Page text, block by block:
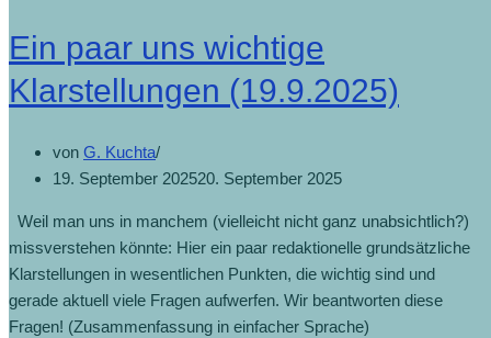
Ein paar uns wichtige
Klarstellungen (19.9.2025)
von G. Kuchta
19. September 202520. September 2025
Weil man uns in manchem (vielleicht nicht ganz unabsichtlich?)
missverstehen könnte: Hier ein paar redaktionelle grundsätzliche
Klarstellungen in wesentlichen Punkten, die wichtig sind und
gerade aktuell viele Fragen aufwerfen. Wir beantworten diese
Fragen! (Zusammenfassung in einfacher Sprache)